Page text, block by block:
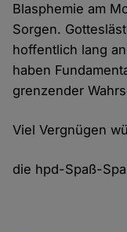
Blasphemie am
Sorgen.
hoffentlich lang
haben
grenzender
Viel Vergnügen
die hpd-Spaß-